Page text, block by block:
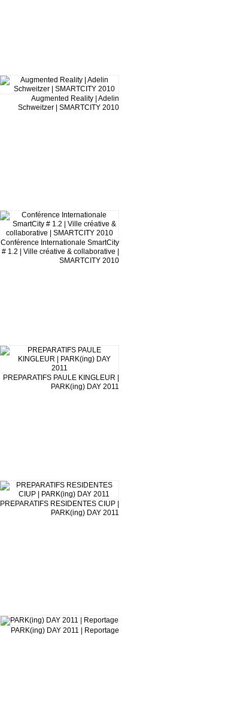
Augmented Reality | Adelin
Schweitzer | SMARTCITY 2010
Conférence Internationale SmartCity
# 1.2 | Ville créative & collaborative |
SMARTCITY 2010
PREPARATIFS PAULE KINGLEUR |
PARK(ing) DAY 2011
PREPARATIFS RESIDENTES CIUP |
PARK(ing) DAY 2011
PARK(ing) DAY 2011 | Reportage